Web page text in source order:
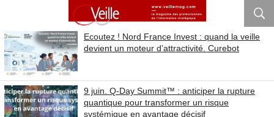
Ecoutez ! Nord France Invest : quand la veille
devient un moteur d’attractivité. Curebot
9 juin. Q-Day Summit™ : anticiper la rupture
quantique pour transformer un risque
systémique en avantage décisif